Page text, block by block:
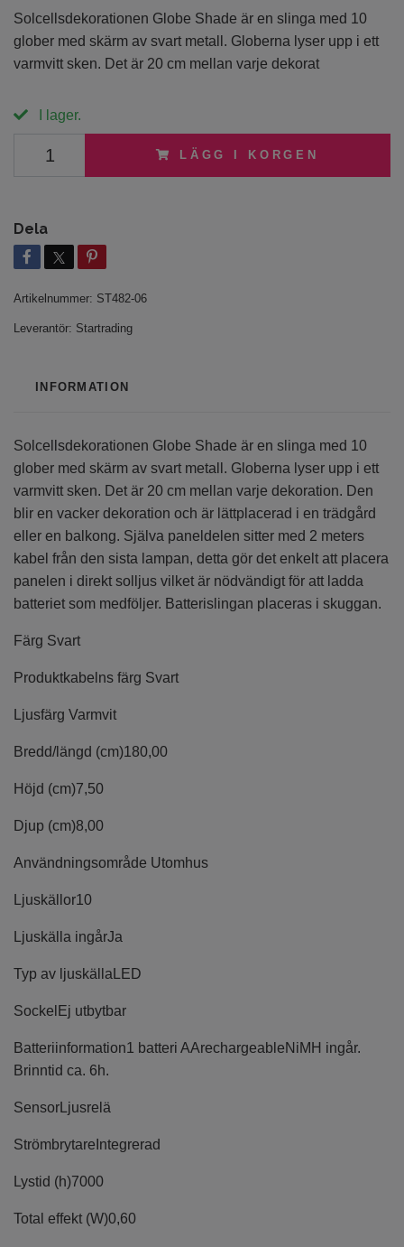
Solcellsdekorationen Globe Shade är en slinga med 10
glober med skärm av svart metall. Globerna lyser upp i ett
varmvitt sken. Det är 20 cm mellan varje dekorat
I lager.
LÄGG I KORGEN
Dela
Artikelnummer: ST482-06
Leverantör: Startrading
INFORMATION
Solcellsdekorationen Globe Shade är en slinga med 10
glober med skärm av svart metall. Globerna lyser upp i ett
varmvitt sken. Det är 20 cm mellan varje dekoration. Den
blir en vacker dekoration och är lättplacerad i en trädgård
eller en balkong. Själva paneldelen sitter med 2 meters
kabel från den sista lampan, detta gör det enkelt att placera
panelen i direkt solljus vilket är nödvändigt för att ladda
batteriet som medföljer. Batterislingan placeras i skuggan.
Färg Svart
Produktkabelns färg Svart
Ljusfärg Varmvit
Bredd/längd (cm)180,00
Höjd (cm)7,50
Djup (cm)8,00
Användningsområde Utomhus
Ljuskällor10
Ljuskälla ingårJa
Typ av ljuskälla LED
Sockel Ej utbytbar
Batteriinformation1 batteri AArechargeableNiMH ingår.
Brinntid ca. 6h.
Sensor Ljusrelä
Strömbrytare Integrerad
Lystid (h)7000
Total effekt (W)0,60